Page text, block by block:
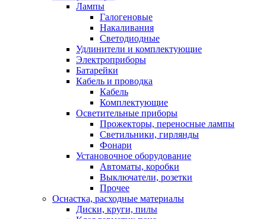
Лампы
Галогеновые
Накаливания
Светодиодные
Удлинители и комплектующие
Электроприборы
Батарейки
Кабель и проводка
Кабель
Комплектующие
Осветительные приборы
Прожекторы, переносные лампы
Светильники, гирлянды
Фонари
Установочное оборудование
Автоматы, коробки
Выключатели, розетки
Прочее
Оснастка, расходные материалы
Диски, круги, пилы